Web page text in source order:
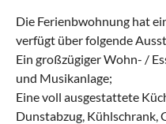
Die Ferienbwohnung hat
verfügt über folgende
Ein großzügiger Wohn- /
und Musikanlage;
Eine voll ausgestattete
Dunstabzug, Kühlschrank,